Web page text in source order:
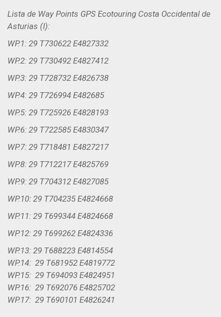
Lista de Way Points GPS Ecotouring Costa Occidental de
Asturias (I):
WP.1: 29 T730622 E4827332
WP.2: 29 T730492 E4827412
WP.3: 29 T728732 E4826738
WP.4: 29 T726994 E482685
WP.5: 29 T725926 E4828193
WP.6: 29 T722585 E4830347
WP.7: 29 T718481 E4827217
WP.8: 29 T712217 E4825769
WP.9: 29 T704312 E4827085
WP.10: 29 T704235 E4824668
WP.11: 29 T699344 E4824668
WP.12: 29 T699262 E4824336
WP.13: 29 T688223 E4814554
WP.14: 29 T681952 E4819772
WP.15: 29 T694093 E4824951
WP.16: 29 T692076 E4825702
WP.17: 29 T690101 E4826241